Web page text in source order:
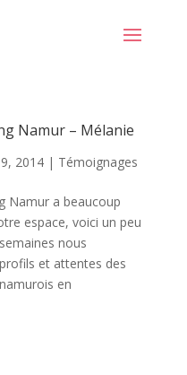
Namur – Mélanie
2014| Témoignages
Namur a beaucoup
espace, voici un peu
nous
et attentes des
en